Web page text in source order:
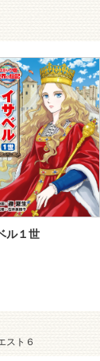
ル１世
スト６